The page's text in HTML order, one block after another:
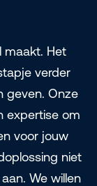
maakt. Het
verder
geven. Onze
expertise om
voor jouw
niet
We willen